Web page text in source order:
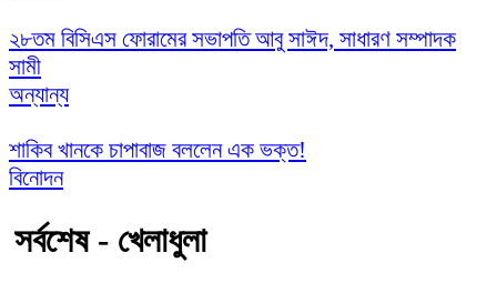
২৮তম বিসিএস ফোরামের সভাপতি আবু সাঈদ, সাধারণ সম্পাদক
সামী
অন্যান্য
শাকিব খানকে চাপাবাজ বললেন এক ভক্ত!
বিনোদন
সর্বশেষ - খেলাধুলা